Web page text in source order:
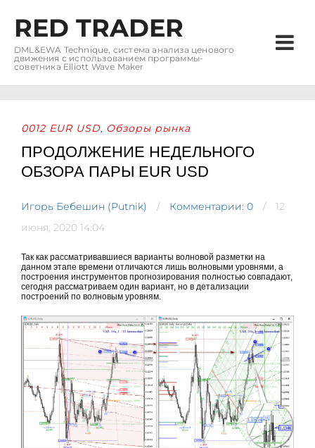
RED TRADER
DML&EWA Technique, система анализа ценового
движения с использованием программы-
советника Elliott Wave Maker
0012 EUR USD, Обзоры рынка
ПРОДОЛЖЕНИЕ НЕДЕЛЬНОГО
ОБЗОРА ПАРЫ EUR USD
Игорь Бебешин (Putnik) Комментарии: 0
12
июня, 2020 14:04
Так как рассматривавшиеся варианты волновой разметки на
данном этапе времени отличаются лишь волновыми уровнями, а
построения инструментов прогнозирования полностью совпадают,
сегодня рассматриваем один вариант, но в детализации
построений по волновым уровням.